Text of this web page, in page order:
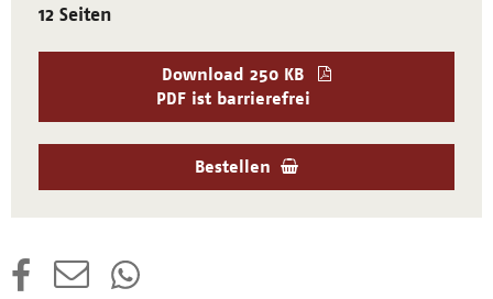
12 Seiten
Download 250 KB
PDF ist barrierefrei
Bestellen